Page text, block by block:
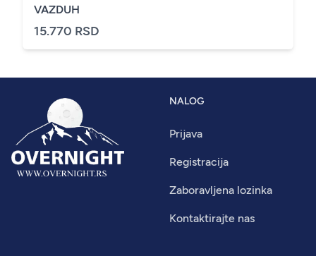
VAZDUH
15.770 RSD
NALOG
Prijava
Registracija
Zaboravljena lozinka
Kontaktirajte nas